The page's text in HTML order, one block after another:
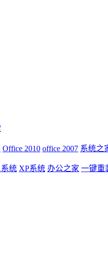
Office 2010 office 2007 系统之
系统 XP系统 办公之家 一键重